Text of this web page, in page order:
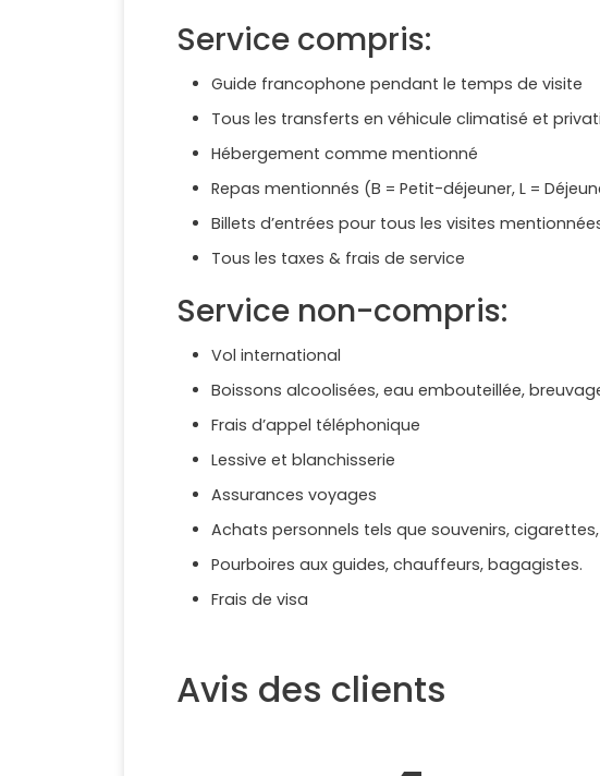
Service compris:
Guide francophone pendant le temps de visite
Tous les transferts en véhicule climatisé et
Hébergement comme mentionné
Repas mentionnés (B = Petit-déjeuner, L =
Billets d’entrées pour tous les visites
Tous les taxes & frais de service
Service non-compris:
Vol international
Boissons alcoolisées, eau embouteillée,
Frais d’appel téléphonique
Lessive et blanchisserie
Assurances voyages
Achats personnels tels que souvenirs,
Pourboires aux guides, chauffeurs, bagagistes.
Frais de visa
Avis des clients